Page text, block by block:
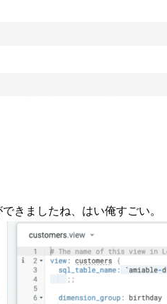
きましたね、はい俺すごい。